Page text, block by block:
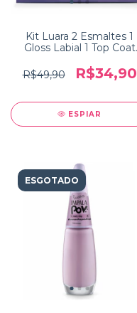
Kit Luara 2 Esmaltes 1
Gloss Labial 1 Top Coat
R$49,90
R$34,90
ESPIAR
ESGOTADO